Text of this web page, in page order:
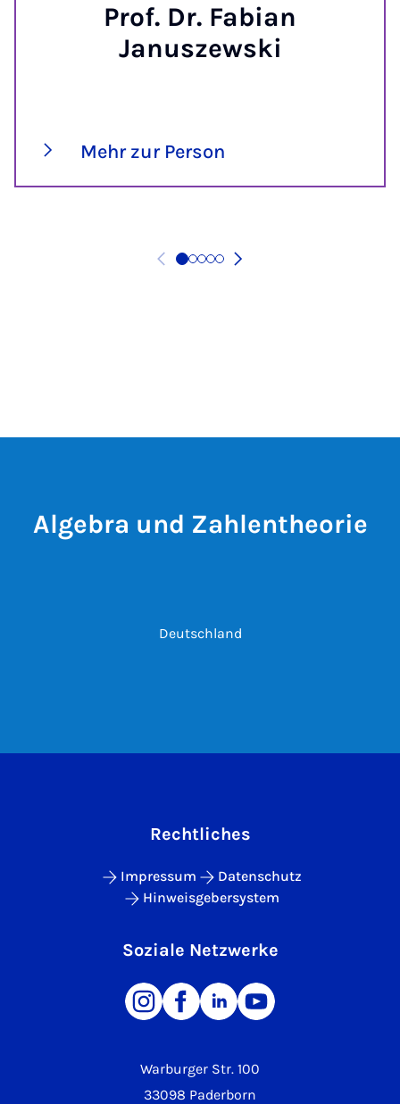
Prof. Dr. Fabian
Januszewski
Mehr zur Person
Algebra und Zahlentheorie
Deutschland
Warburger Str. 100
33098 Paderborn
Rechtliches
Impressum
Datenschutz
Hinweisgebersystem
Soziale Netzwerke